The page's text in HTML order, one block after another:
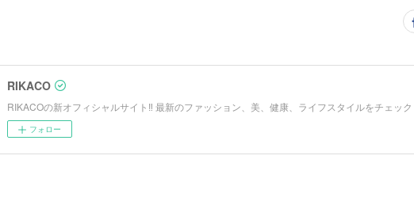
RIKACO
RIKACOの新オフィシャルサイト‼︎ 最新のファッション、美、健康、ライフスタイルをチェッ
フォロー